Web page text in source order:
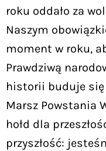
roku oddało za
Naszym
moment w roku,
Prawdziwą
historii buduje się
Marsz Powstania
hołd dla
przyszłość: